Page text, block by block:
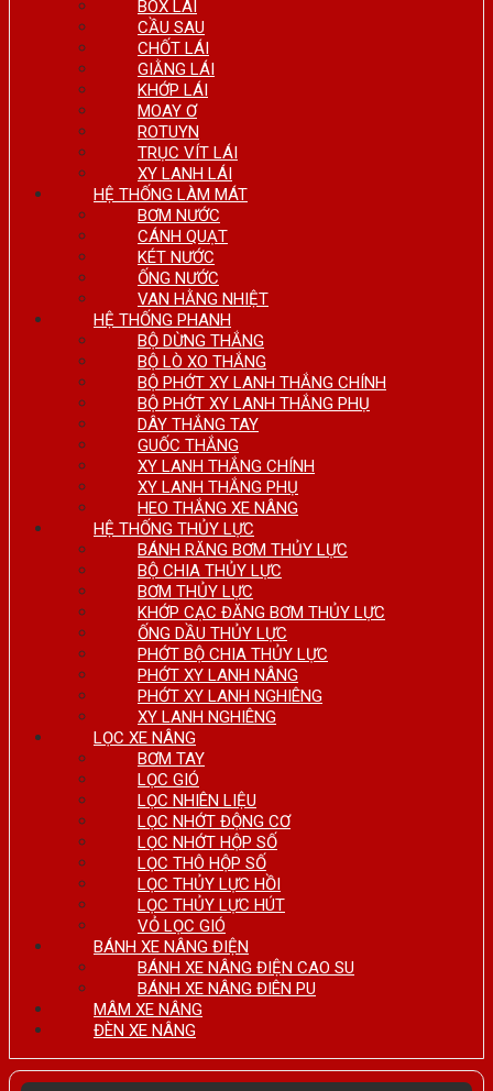
BOX LÁI
CẦU SAU
CHỐT LÁI
GIẰNG LÁI
KHỚP LÁI
MOAY Ơ
ROTUYN
TRỤC VÍT LÁI
XY LANH LÁI
HỆ THỐNG LÀM MÁT
BƠM NƯỚC
CÁNH QUẠT
KÉT NƯỚC
ỐNG NƯỚC
VAN HẰNG NHIỆT
HỆ THỐNG PHANH
BỘ DỪNG THẮNG
BỘ LÒ XO THẮNG
BỘ PHỚT XY LANH THẮNG CHÍNH
BỘ PHỚT XY LANH THẮNG PHỤ
DÂY THẮNG TAY
GUỐC THẮNG
XY LANH THẮNG CHÍNH
XY LANH THẮNG PHỤ
HEO THẮNG XE NÂNG
HỆ THỐNG THỦY LỰC
BÁNH RĂNG BƠM THỦY LỰC
BỘ CHIA THỦY LỰC
BƠM THỦY LỰC
KHỚP CẠC ĐĂNG BƠM THỦY LỰC
ỐNG DẦU THỦY LỰC
PHỚT BỘ CHIA THỦY LỰC
PHỚT XY LANH NÂNG
PHỚT XY LANH NGHIÊNG
XY LANH NGHIÊNG
LỌC XE NÂNG
BƠM TAY
LỌC GIÓ
LỌC NHIÊN LIỆU
LỌC NHỚT ĐỘNG CƠ
LỌC NHỚT HỘP SỐ
LỌC THÔ HỘP SỐ
LỌC THỦY LỰC HỒI
LỌC THỦY LỰC HÚT
VỎ LỌC GIÓ
BÁNH XE NÂNG ĐIỆN
BÁNH XE NÂNG ĐIỆN CAO SU
BÁNH XE NÂNG ĐIÊN PU
MÂM XE NÂNG
ĐÈN XE NÂNG